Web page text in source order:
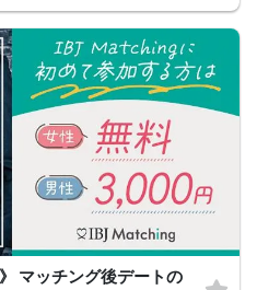
マッチング後デートの